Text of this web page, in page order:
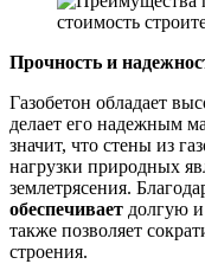
Прочность и
Газобетон обладает
делает его надежным
значит, что стены из
нагрузки природных
землетрясения.
обеспечивает долгую
также позволяет
строения.